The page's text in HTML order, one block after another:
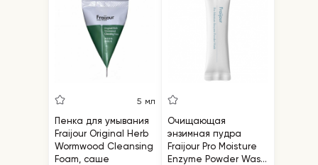
5 мл
Пенка для умывания
Fraijour Original Herb
Wormwood Cleansing
Foam, саше
Очищающая
энзимная пудра
Fraijour Pro Moisture
Enzyme Powder Wash